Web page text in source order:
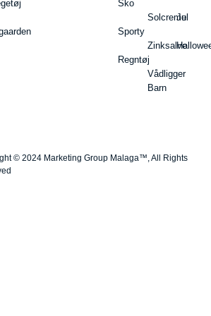
Sko
Sporty
Regntøj
Solcreme
Zinksalve
Vådligger
Barn
Jul
© 2024 Marketing Group Malaga™, All Rights